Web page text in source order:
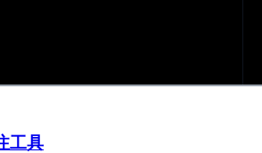
工具